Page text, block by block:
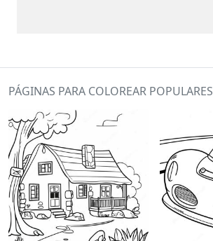
PÁGINAS PARA COLOREAR POPULARES